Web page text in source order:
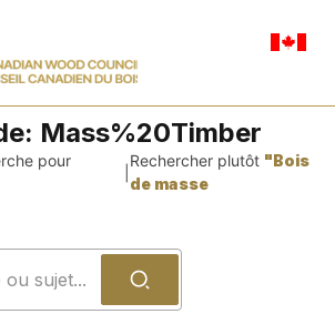
de nous
en davantage
mission visant à
Mass%20Timber
pour
Rechercher plutôt "Bois
de masse